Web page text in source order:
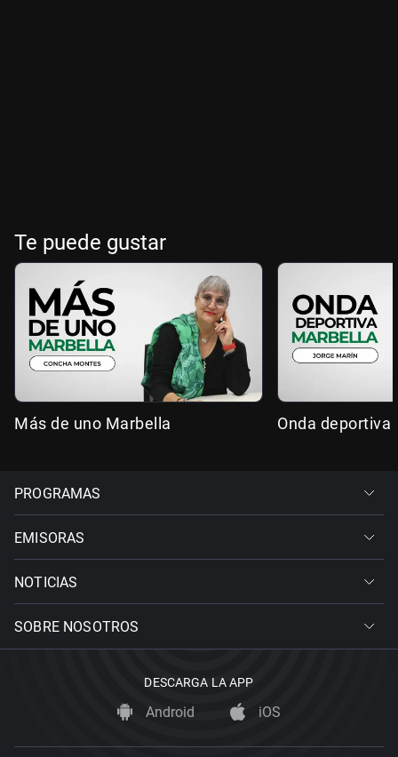
Te puede gustar
Más de uno Marbella Onda deportiva
PROGRAMAS
EMISORAS
NOTICIAS
SOBRE NOSOTROS
DESCARGA LA APP
Android iOS